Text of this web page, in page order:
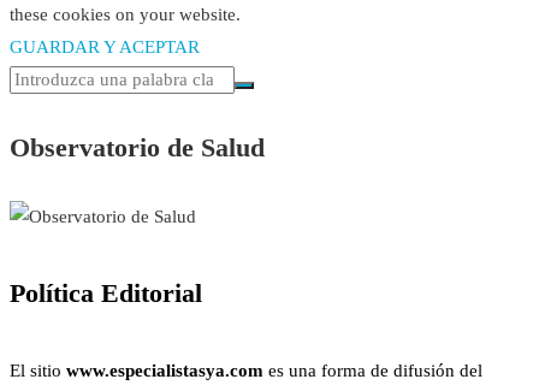
these cookies on your website.
GUARDAR Y ACEPTAR
Observatorio de Salud
Política Editorial
El sitio www.especialistasya.com es una forma de difusión del